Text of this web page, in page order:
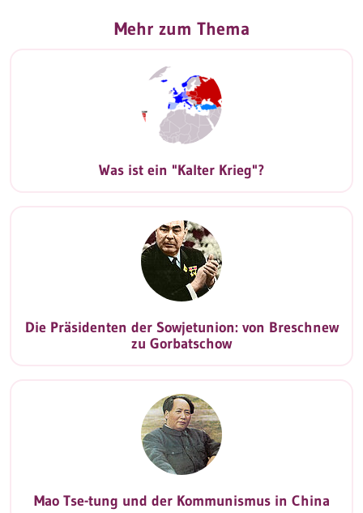
Mehr zum Thema
Was ist ein "Kalter Krieg"?
Die Präsidenten der Sowjetunion: von Breschnew
zu Gorbatschow
Mao Tse-tung und der Kommunismus in China